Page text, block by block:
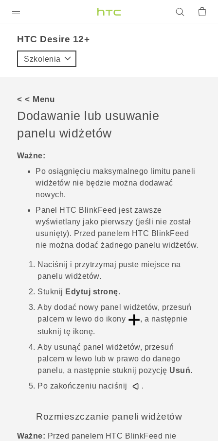
VIVE
VIVERSE
POMOC TECHNICZNA
Urządzenia i akcesoria HTC
Zaloguj się
HTC Desire 12+‎
Szkolenia
< < Menu
Dodawanie lub usuwanie
panelu widżetów
Ważne:
Po osiągnięciu maksymalnego limitu paneli
widżetów nie będzie można dodawać
nowych.
Panel
HTC BlinkFeed jest zawsze
wyświetlany jako pierwszy (jeśli nie został
usunięty). Przed panelem HTC BlinkFeed
nie można dodać żadnego panelu widżetów.
Naciśnij i przytrzymaj puste miejsce na
panelu widżetów.
Stuknij Edytuj stronę.
Aby dodać nowy panel widżetów, przesuń
palcem w lewo do ikony
, a następnie
stuknij tę ikonę.
Aby usunąć panel widżetów, przesuń
palcem w lewo lub w prawo do danego
panelu, a następnie stuknij pozycję Usuń.
Po zakończeniu naciśnij
.
Rozmieszczanie paneli widżetów
Ważne: Przed panelem HTC BlinkFeed nie